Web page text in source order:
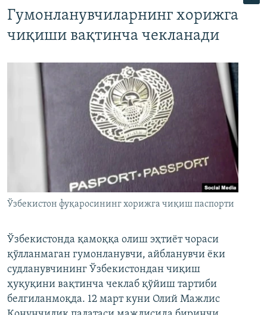
Гумонланувчиларнинг хорижга
чиқиши вақтинча чекланади
Ўзбекистон фуқаросининг хорижга чиқиш паспорти
Ўзбекистонда қамоққа олиш эҳтиёт чораси
қўлланмаган гумонланувчи, айбланувчи ёки
судланувчининг Ўзбекистондан чиқиш
ҳуқуқини вақтинча чеклаб қўйиш тартиби
белгиланмоқда. 12 март куни Олий Мажлис